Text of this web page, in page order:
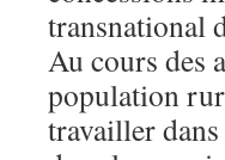
transnational
Au cours des
population
travailler